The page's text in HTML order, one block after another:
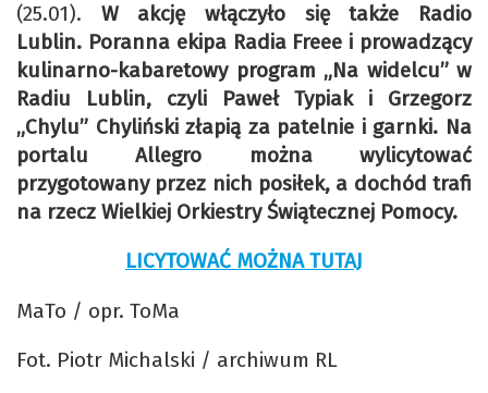
(25.01). W akcję włączyło się także Radio
Lublin. Poranna ekipa Radia Freee i prowadzący
kulinarno-kabaretowy program „Na widelcu” w
Radiu Lublin, czyli Paweł Typiak i Grzegorz
„Chylu” Chyliński złapią za patelnie i garnki. Na
portalu Allegro można wylicytować
przygotowany przez nich posiłek, a dochód trafi
na rzecz Wielkiej Orkiestry Świątecznej Pomocy.
LICYTOWAĆ MOŻNA TUTAJ
MaTo / opr. ToMa
Fot. Piotr Michalski / archiwum RL